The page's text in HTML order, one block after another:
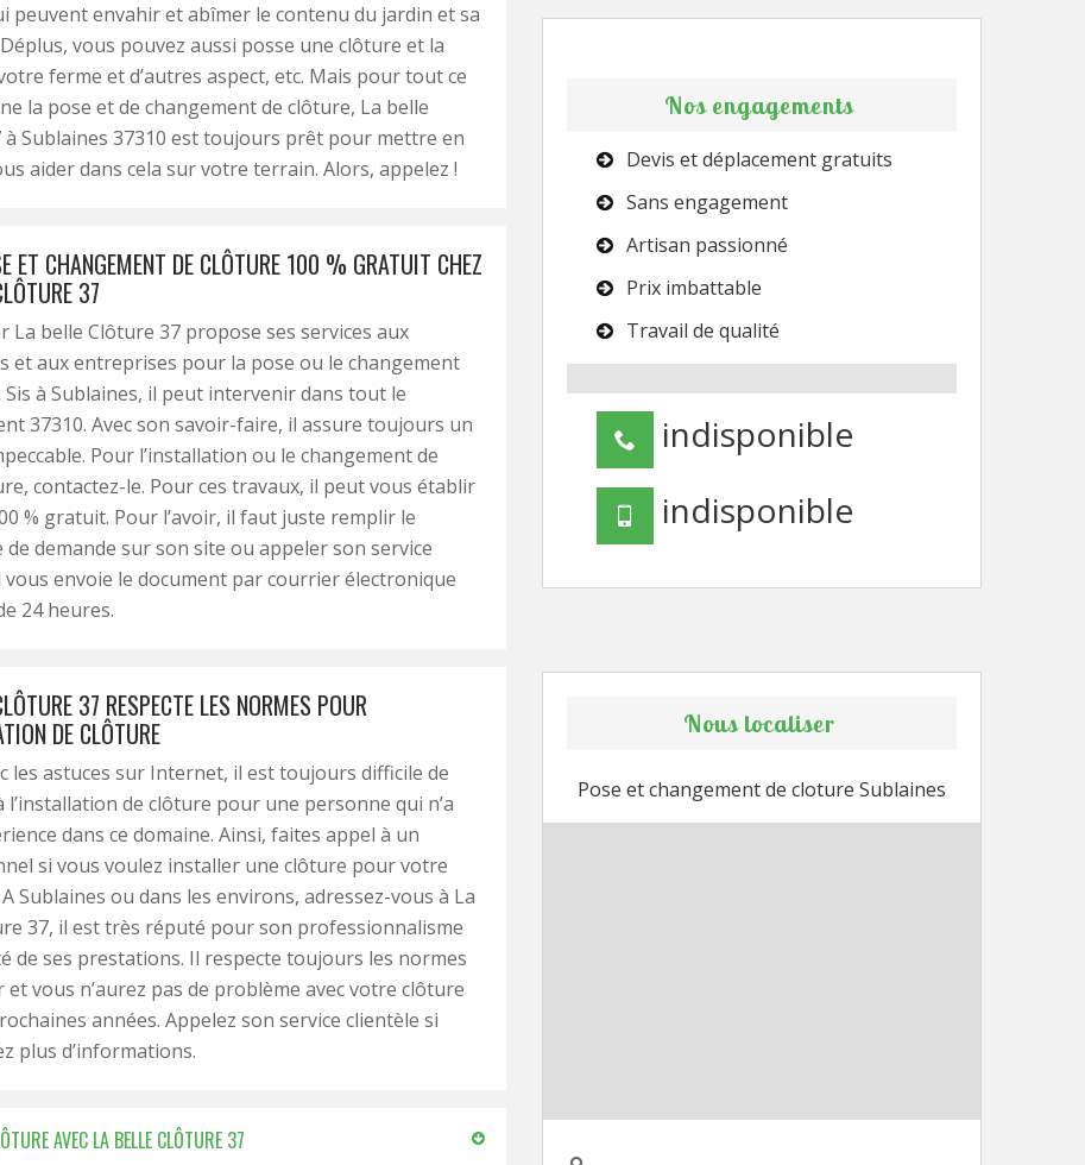
peuvent envahir et abîmer le contenu du jardin et sa
vous pouvez aussi posse une clôture et la
ferme et d’autres aspect, etc. Mais pour tout ce
la pose et de changement de clôture, La belle
à Sublaines 37310 est toujours prêt pour mettre en
aider dans cela sur votre terrain. Alors, appelez !
ET CHANGEMENT DE CLÔTURE 100 % GRATUIT CHEZ
37
La belle Clôture 37 propose ses services aux
et aux entreprises pour la pose ou le changement
Sis à Sublaines, il peut intervenir dans tout le
37310. Avec son savoir-faire, il assure toujours un
Pour l’installation ou le changement de
contactez-le. Pour ces travaux, il peut vous établir
% gratuit. Pour l’avoir, il faut juste remplir le
demande sur son site ou appeler son service
vous envoie le document par courrier électronique
24 heures.
37 RESPECTE LES NORMES POUR
DE CLÔTURE
les astuces sur Internet, il est toujours difficile de
l’installation de clôture pour une personne qui n’a
dans ce domaine. Ainsi, faites appel à un
si vous voulez installer une clôture pour votre
Sublaines ou dans les environs, adressez-vous à La
37, il est très réputé pour son professionnalisme
de ses prestations. Il respecte toujours les normes
et vous n’aurez pas de problème avec votre clôture
années. Appelez son service clientèle si
plus d’informations.
AVEC LA BELLE CLÔTURE 37
Nos engagements
Devis et déplacement gratuits
Sans engagement
Artisan passionné
Prix imbattable
Travail de qualité
indisponible
indisponible
Nous localiser
Pose et changement de cloture Sublaines